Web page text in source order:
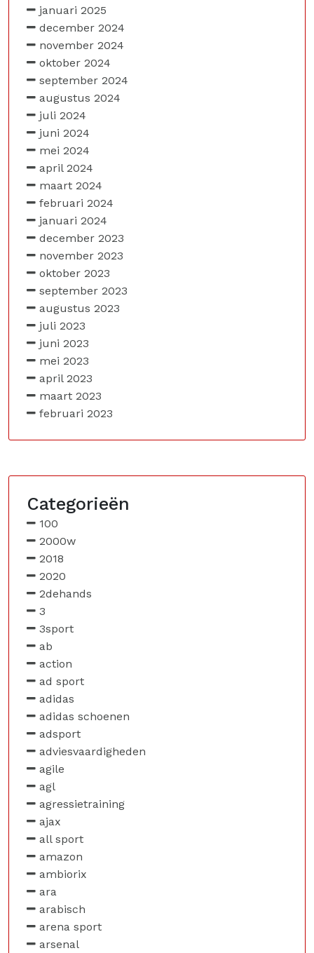
januari 2025
december 2024
november 2024
oktober 2024
september 2024
augustus 2024
juli 2024
juni 2024
mei 2024
april 2024
maart 2024
februari 2024
januari 2024
december 2023
november 2023
oktober 2023
september 2023
augustus 2023
juli 2023
juni 2023
mei 2023
april 2023
maart 2023
februari 2023
Categorieën
100
2000w
2018
2020
2dehands
3
3sport
ab
action
ad sport
adidas
adidas schoenen
adsport
adviesvaardigheden
agile
agl
agressietraining
ajax
all sport
amazon
ambiorix
ara
arabisch
arena sport
arsenal